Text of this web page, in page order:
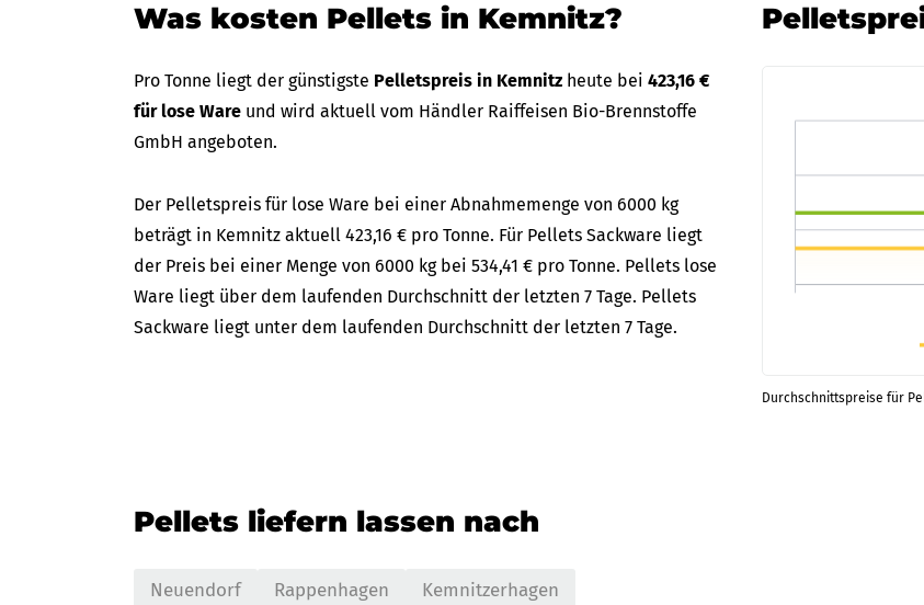
Was kosten Pellets in Kemnitz?
Pro Tonne liegt der günstigste Pelletspreis in Kemnitz heute bei 423,16 €
für lose Ware und wird aktuell vom Händler Raiffeisen Bio-Brennstoffe
GmbH angeboten.
Der Pelletspreis für lose Ware bei einer Abnahmemenge von 6000 kg
beträgt in Kemnitz aktuell 423,16 € pro Tonne. Für Pellets Sackware liegt
der Preis bei einer Menge von 6000 kg bei 534,41 € pro Tonne. Pellets lose
Ware liegt über dem laufenden Durchschnitt der letzten 7 Tage. Pellets
Sackware liegt unter dem laufenden Durchschnitt der letzten 7 Tage.
Durchschnittspreise für
Pellets liefern lassen nach
Neuendorf Rappenhagen Kemnitzerhagen